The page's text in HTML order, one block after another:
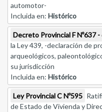
automotor-
Incluida en: Histórico
Decreto Provincial F Nº637
la Ley 439, -declaración de
arqueológicos,
su jurisdicción
Incluida en: Histórico
Ley Provincial C Nº595
de Estado de Vivienda y